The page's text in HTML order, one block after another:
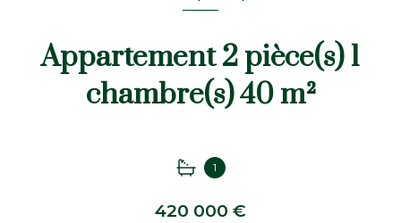
Appartement 2 pièce(s) 1
chambre(s) 40 m²
1
420 000 €